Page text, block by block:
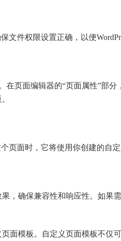
件权限设置正确，以便
在页面编辑器的“页面属性”部
页面时，它将使用你创建的自定
，确保兼容性和响应性。如果
面模板。自定义页面模板不仅